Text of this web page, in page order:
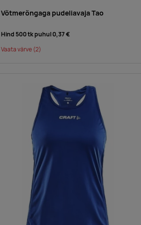
Võtmerõngaga pudeliavaja Tao
Hind 500 tk puhul0,37 €
Vaata värve(2)